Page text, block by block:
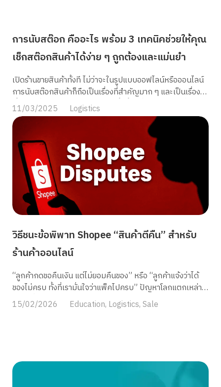
การนับสต๊อก คืออะไร พร้อม 3 เทคนิคช่วยให้คุณ
เช็กสต๊อกสินค้าได้ง่าย ๆ ถูกต้องและแม่นยำ
เปิดร้านขายสินค้าทั้งที ไม่ว่าจะในรูปแบบออฟไลน์หรือออนไลน์
การนับสต๊อกสินค้าก็ถือเป็นเรื่องที่สำคัญมาก ๆ และเป็นเรื่อง
พื้นฐานที่ทุกร้านค้าจำเป็นต้องทำ ทั้งนี้ก็เพื่อการจัดการที่เป็น
ระบบและมีประสิทธิภาพ ทำให้ธุรกิจสามารถดำเนินการต่อไปได้
วันนี้ MyCloud เลยอยากจะพาคุณไปทำความรู้จักกันให้
ละเอียดกว่านี้ว่า จริง ๆ แล้ว การนับสต๊อกสินค้า คืออะไร มีกี่
ประเภท พร้อมทั้งเทคนิคในการเช็กสต๊อกสินค้าให้ถูกต้องและ
แม่นยำกัน ในบทความนี้ค่ะ! การนับสต๊อกสินค้า คืออะไร นับ
สต๊อกสินค้า คือการตรวจสอบหรือเช็กให้แน่ใจว่า มีจำนวนสินค้า
คงคลังอยู่ในคลังสินค้าเท่าไหร่ โดยจะนับรวมสินค้าทั้งหมด
ได้แก่ สินค้าที่เพิ่งรับเข้ามา สินค้าคงคลัง สินค้าค้างสต๊อกและจะ
ทำการบันทึกข้อมูลเหล่านี้เข้าสู่ระบบคลังสินค้า ไม่เพียงเท่านั้น
มากกว่านั้น โดยเฉพาะสำหรับผู้ที่ทำธุรกิจออนไลน์ การมีจำนวน
สต๊อกสินค้าที่แม่นยำก็จะช่วยให้ร้านค้าสามารถบริหารจัดการ
สินค้าในคลังได้อย่างมีประสิทธิภาพ ไม่พบกับปัญหาการขาย
ของออนไลน์ เช่น สินค้าขาดหรือเกินอีกต่อไป ช่วยให้การขายเป็น
ไปได้อย่างราบรื่น ไม่มีสะดุด การนับสต๊อกสินค้า มีกี่ประเภท
การนับสต๊อกหลายรูปแบบให้เลือกใช้ตามความเหมาะสมของ
ธุรกิจ มาดูกันว่ามีวิธีไหนบ้าง ดังนี้ 1. นับสต๊อกสินค้าแบบ
11/03/2025 Logistics
วิธีชนะข้อพิพาท Shopee “สินค้าตีคืน” สำหรับ
ร้านค้าออนไลน์
“ลูกค้ากดขอคืนเงิน แต่ไม่ยอมคืนของ” หรือ “ลูกค้าแจ้งว่าได้
ของไม่ครบ ทั้งที่เรามั่นใจว่าแพ็คไปครบ” ปัญหาโลกแตกเหล่านี้
คือสิ่งที่ร้านค้าออนไลน์ต้องเจอ และถ้าเตรียมหลักฐานไม่ดีพอ
คุณอาจเสียทั้งเงิน เสียทั้งของ และเสียคะแนนร้านค้า! บทความ
จะทำให้คุณมีหลักฐานพร้อมสู้คดีได้ในไม่กี่คลิก ข้อพิพาท
Shopee คืออะไร? ข้อพิพาท Shopee (Shopee Dispute) คือ
15/02/2026 Education, Logistics, Sale